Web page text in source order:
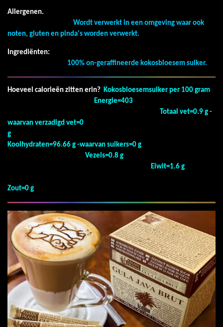
Allergenen.
Wordt verwerkt in een omgeving waar ook
noten, gluten en pinda's worden verwerkt.
Ingrediënten:
100% on-geraffineerde kokosbloesem suiker.
Hoeveel calorieën zitten erin? Kokosbloesemsuiker per 100 gram
Energie=403
Totaal vet=0.9 g -
waarvan verzadigd vet=0
g
Koolhydraten=96.66 g -waarvan suikers=0 g
Vezels=0.8 g
Eiwit=1.6 g
Zout=0 g